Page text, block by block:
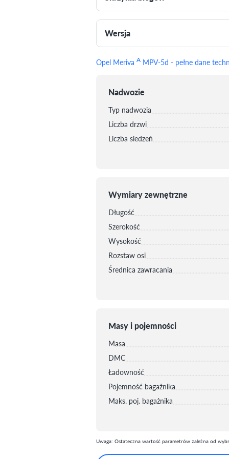
Wersja
Opel Meriva A MPV-5d - pełne dane
Nadwozie
Typ nadwozia
Liczba drzwi
Liczba siedzeń
Wymiary zewnętrzne
Długość
Szerokość
Wysokość
Rozstaw osi
Średnica zawracania
Masy i pojemności
Masa
DMC
Ładowność
Pojemność bagażnika
Maks. poj. bagażnika
Uwaga: Ostateczna wartość parametrów zależna od